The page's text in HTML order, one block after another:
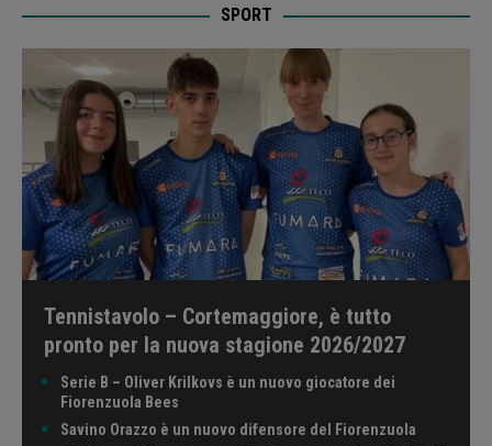
SPORT
Tennistavolo – Cortemaggiore, è tutto
pronto per la nuova stagione 2026/2027
Serie B – Oliver Krilkovs è un nuovo giocatore dei
Fiorenzuola Bees
Savino Orazzo è un nuovo difensore del Fiorenzuola